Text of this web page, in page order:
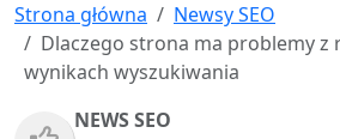
Strona główna
Newsy SEO
Dlaczego strona ma problemy z
wynikach wyszukiwania
NEWS SEO